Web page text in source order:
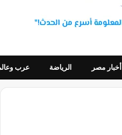
أخبار مصر الرياضة عرب